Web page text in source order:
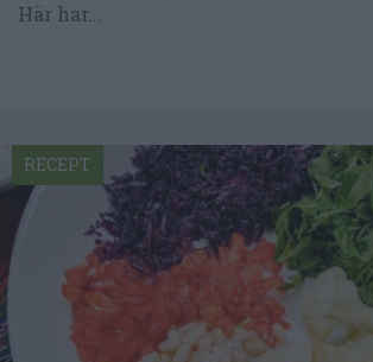
Här har...
RECEPT